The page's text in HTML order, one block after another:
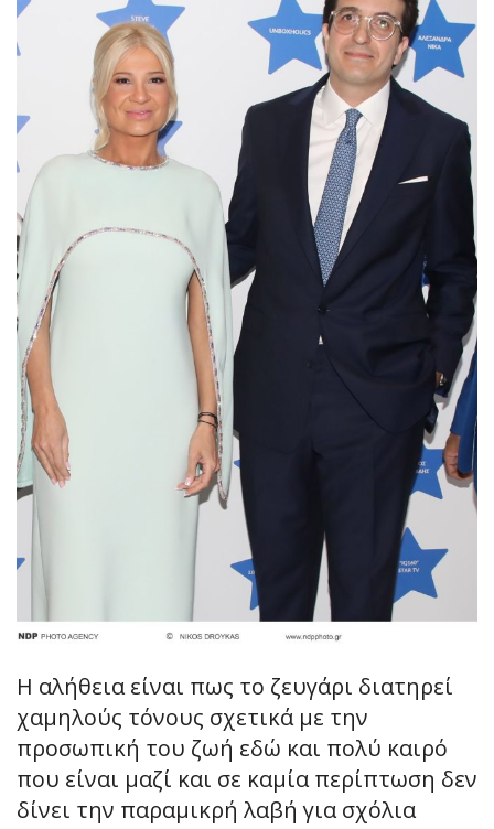
Η αλήθεια είναι πως το ζευγάρι διατηρεί
χαμηλούς τόνους σχετικά με την
προσωπική του ζωή εδώ και πολύ καιρό
που είναι μαζί και σε καμία περίπτωση δεν
δίνει την παραμικρή λαβή για σχόλια